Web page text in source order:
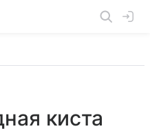
киста